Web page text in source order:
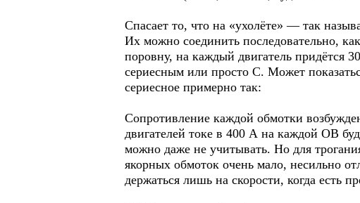
Спасает то, что на «ухолёте» — так
Их можно соединить последовательно,
поровну, на каждый двигатель придётся
сериесным или просто С. Может
сериесное примерно так:
Сопротивление каждой обмотки
двигателей токе в 400 А на каждой ОВ
можно даже не учитывать. Но для
якорных обмоток очень мало, несильно
держаться лишь на скорости, когда есть